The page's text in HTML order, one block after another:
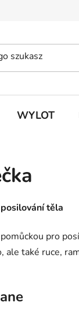
WYLOT
těla
pro
také ruce,